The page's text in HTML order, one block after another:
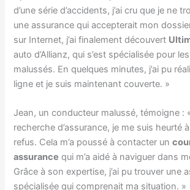
d’une série d’accidents, j’ai cru que je ne
une assurance qui accepterait mon
sur Internet, j’ai finalement découvert
auto d’Allianz, qui s’est spécialisée pour
malussés. En quelques minutes, j’ai pu
ligne et je suis maintenant couverte. »
Jean, un conducteur malussé, témoigne :
recherche d’assurance, je me suis heurté
refus. Cela m’a poussé à contacter un
assurance qui m’a aidé à naviguer dans
Grâce à son expertise, j’ai pu trouver une
spécialisée qui comprenait ma situation. »